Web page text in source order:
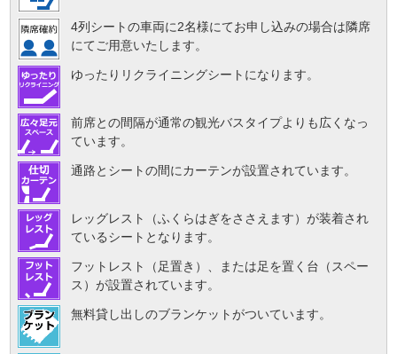
4列シートの車両に2名様にてお申し込みの場合は隣席
にてご用意いたします。
ゆったりリクライニングシートになります。
前席との間隔が通常の観光バスタイプよりも広くなっ
ています。
通路とシートの間にカーテンが設置されています。
レッグレスト（ふくらはぎをささえます）が装着され
ているシートとなります。
フットレスト（足置き）、または足を置く台（スペー
ス）が設置されています。
無料貸し出しのブランケットがついています。